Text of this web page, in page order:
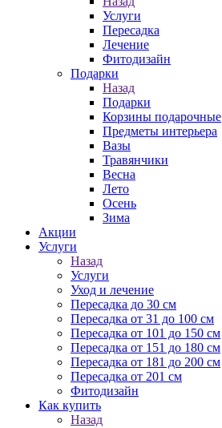
Услуги
Пересадка
Лечение
Фитодизайн
Подарки
Назад
Подарки
Корзины подарочные
Предметы интерьера
Вазы
Травянчики
Весна
Лето
Осень
Зима
Акции
Услуги
Назад
Услуги
Уход и лечение
Пересадка до 30 см
Пересадка от 31 до 100 см
Пересадка от 101 до 150 см
Пересадка от 151 до 180 см
Пересадка от 181 до 200 см
Пересадка от 201 см
Фитодизайн
Как купить
Назад